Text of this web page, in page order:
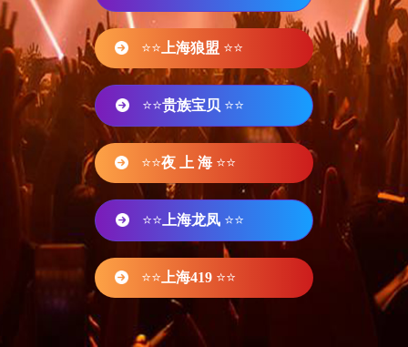
⭐⭐ 上海狼盟 ⭐⭐
⭐⭐贵族宝贝 ⭐⭐
⭐⭐夜 上 海 ⭐⭐
⭐⭐ 上海龙凤 ⭐⭐
⭐⭐ 上海419 ⭐⭐